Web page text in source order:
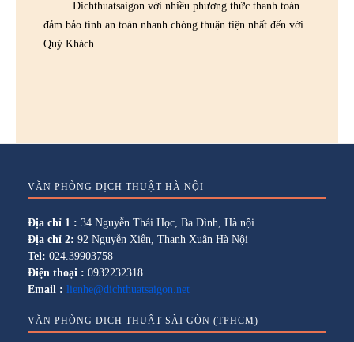
Dichthuatsaigon với nhiều phương thức thanh toán
đảm bảo tính an toàn nhanh chóng thuận tiện nhất đến với
Quý Khách.
VĂN PHÒNG DỊCH THUẬT HÀ NỘI
Địa chỉ 1 : 34 Nguyễn Thái Học, Ba Đình, Hà nội
Địa chỉ 2: 92 Nguyễn Xiển, Thanh Xuân Hà Nội
Tel: 024.39903758
Điện thoại : 0932232318
Email : lienhe@dichthuatsaigon.net
VĂN PHÒNG DỊCH THUẬT SÀI GÒN (TPHCM)